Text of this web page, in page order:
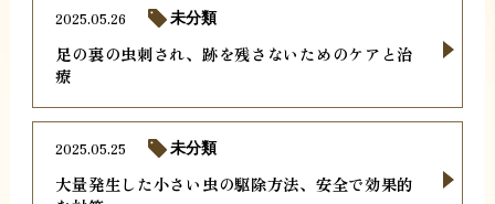
足の裏の虫刺され、跡を残さないためのケアと治
療
2025.05.26 未分類
大量発生した小さい虫の駆除方法、安全で効果的
2025.05.25 未分類